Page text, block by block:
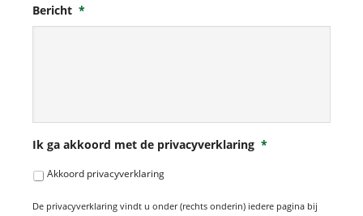
Bericht *
Ik ga akkoord met de privacyverklaring *
Akkoord privacyverklaring
De privacyverklaring vindt u onder (rechts onderin) iedere pagina bij